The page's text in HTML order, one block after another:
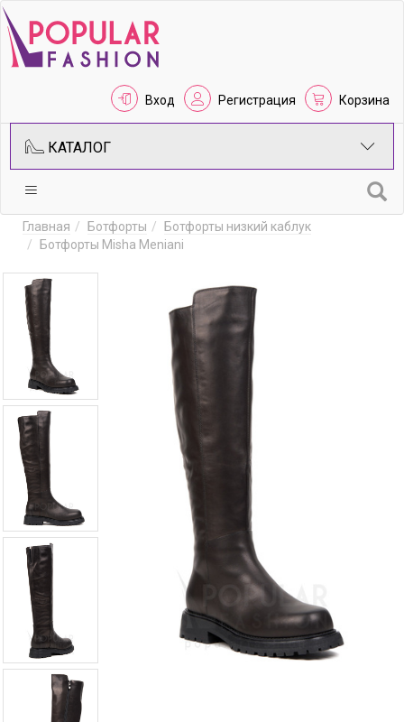
Вход Регистрация Корзина
КАТАЛОГ
Главная Ботфорты
Ботфорты низкий каблук
Ботфорты Misha Meniani